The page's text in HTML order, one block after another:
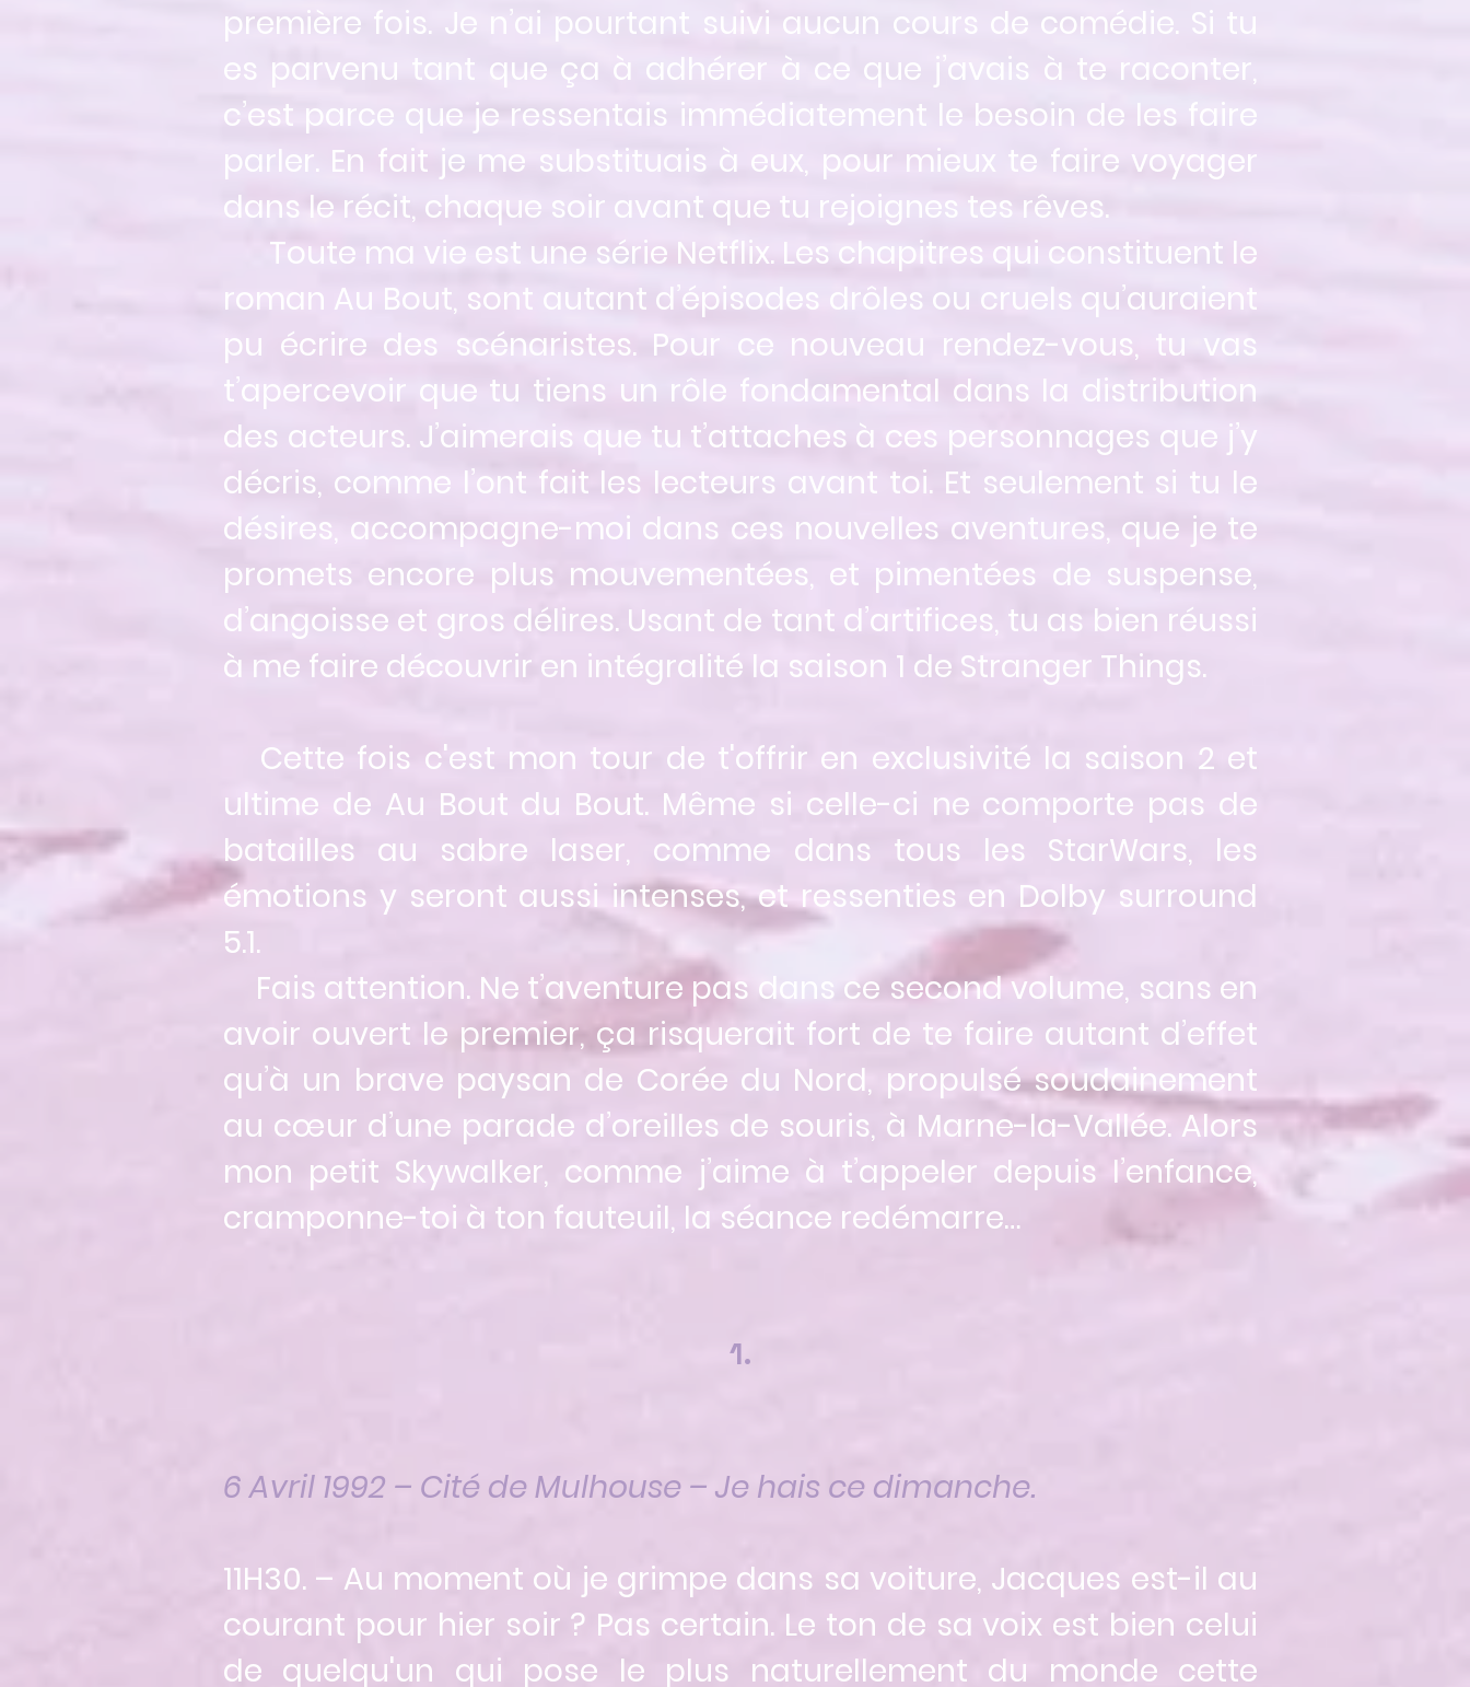
première fois. Je n’ai pourtant suivi aucun cours de comédie. Si tu
es parvenu tant que ça à adhérer à ce que j’avais à te raconter,
c’est parce que je ressentais immédiatement le besoin de les faire
parler. En fait je me substituais à eux, pour mieux te faire voyager
dans le récit, chaque soir avant que tu rejoignes tes rêves.
Toute ma vie est une série Netflix. Les chapitres qui constituent le
roman Au Bout, sont autant d’épisodes drôles ou cruels qu’auraient
pu écrire des scénaristes. Pour ce nouveau rendez-vous, tu vas
t’apercevoir que tu tiens un rôle fondamental dans la distribution
des acteurs. J’aimerais que tu t’attaches à ces personnages que j’y
décris, comme l’ont fait les lecteurs avant toi. Et seulement si tu le
désires, accompagne-moi dans ces nouvelles aventures, que je te
promets encore plus mouvementées, et pimentées de suspense,
d’angoisse et gros délires. Usant de tant d’artifices, tu as bien réussi
à me faire découvrir en intégralité la saison 1 de Stranger Things.
Cette fois c'est mon tour de t'offrir en exclusivité la saison 2 et
ultime de Au Bout du Bout. Même si celle-ci ne comporte pas de
batailles au sabre laser, comme dans tous les StarWars, les
émotions y seront aussi intenses, et ressenties en Dolby surround
5.1.
Fais attention. Ne t’aventure pas dans ce second volume, sans en
avoir ouvert le premier, ça risquerait fort de te faire autant d’effet
qu’à un brave paysan de Corée du Nord, propulsé soudainement
au cœur d’une parade d’oreilles de souris, à Marne-la-Vallée. Alors
mon petit Skywalker, comme j’aime à t’appeler depuis l’enfance,
cramponne-toi à ton fauteuil, la séance redémarre…
1.
6 Avril 1992 – Cité de Mulhouse – Je hais ce dimanche.
11H30. – Au moment où je grimpe dans sa voiture, Jacques est-il au
courant pour hier soir ? Pas certain. Le ton de sa voix est bien celui
de quelqu'un qui pose le plus naturellement du monde cette